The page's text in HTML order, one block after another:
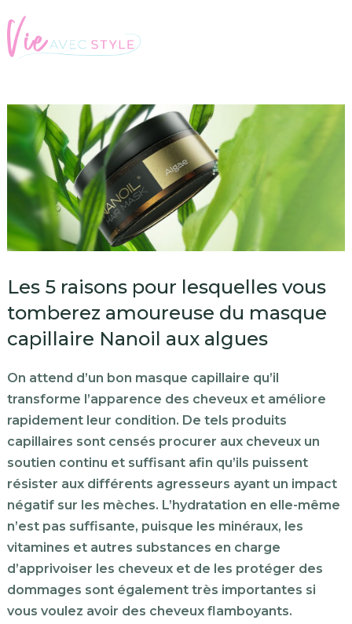
Les 5 raisons pour lesquelles vous
tomberez amoureuse du masque
capillaire Nanoil aux algues
On attend d’un bon masque capillaire qu’il
transforme l’apparence des cheveux et améliore
rapidement leur condition. De tels produits
capillaires sont censés procurer aux cheveux un
soutien continu et suffisant afin qu’ils puissent
résister aux différents agresseurs ayant un impact
négatif sur les mèches. L’hydratation en elle-même
n’est pas suffisante, puisque les minéraux, les
vitamines et autres substances en charge
d’apprivoiser les cheveux et de les protéger des
dommages sont également très importantes si
vous voulez avoir des cheveux flamboyants.